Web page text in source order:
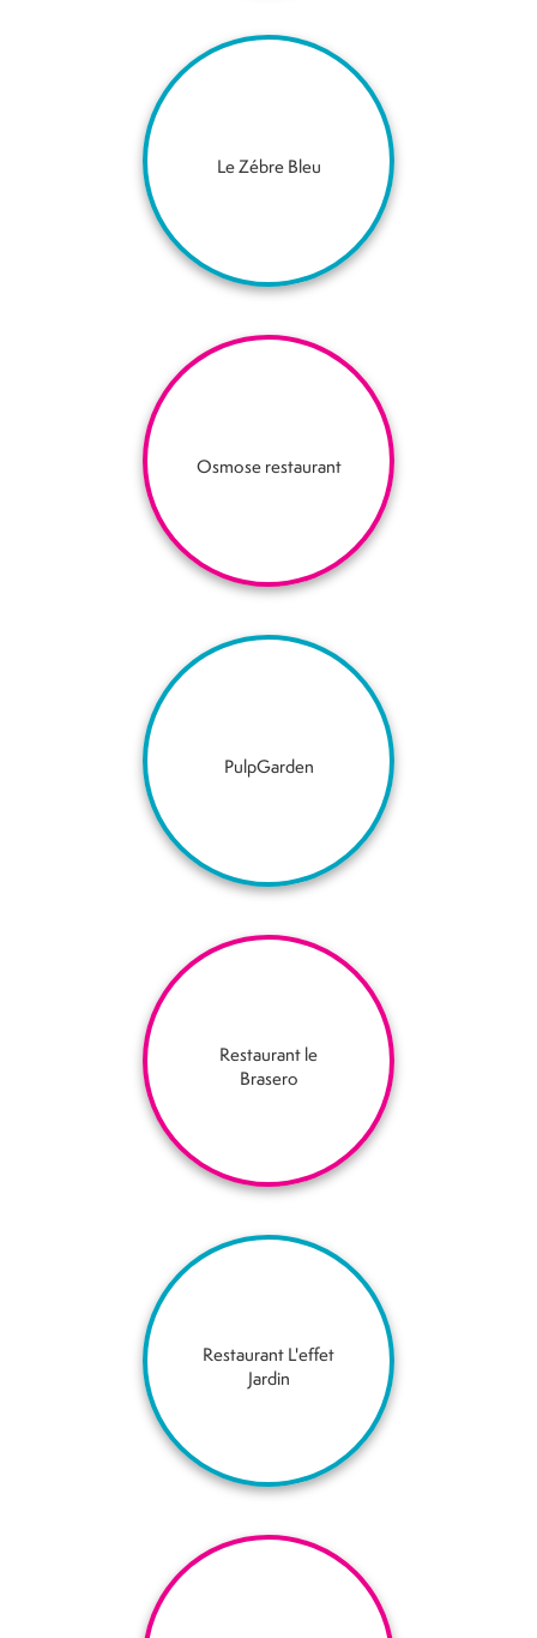
Le Zébre Bleu
Osmose restaurant
PulpGarden
Restaurant le
Brasero
Restaurant L'effet
Jardin